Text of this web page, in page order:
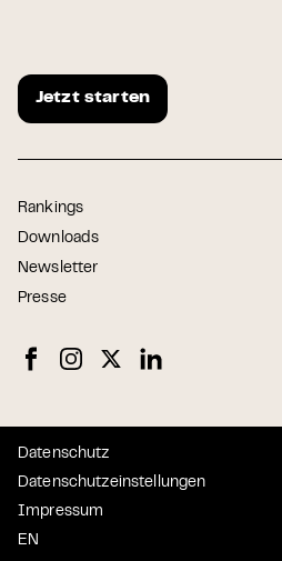
Jetzt starten
Rankings
Downloads
Newsletter
Presse
Datenschutz
Datenschutzeinstellungen
Impressum
EN